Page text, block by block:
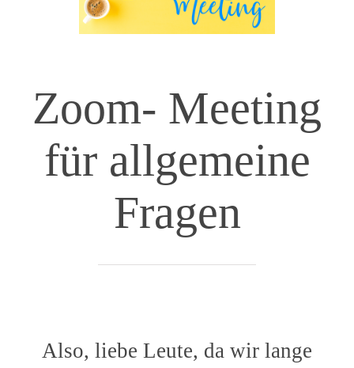
Zoom- Meeting
für allgemeine
Fragen
Also, liebe Leute, da wir lange